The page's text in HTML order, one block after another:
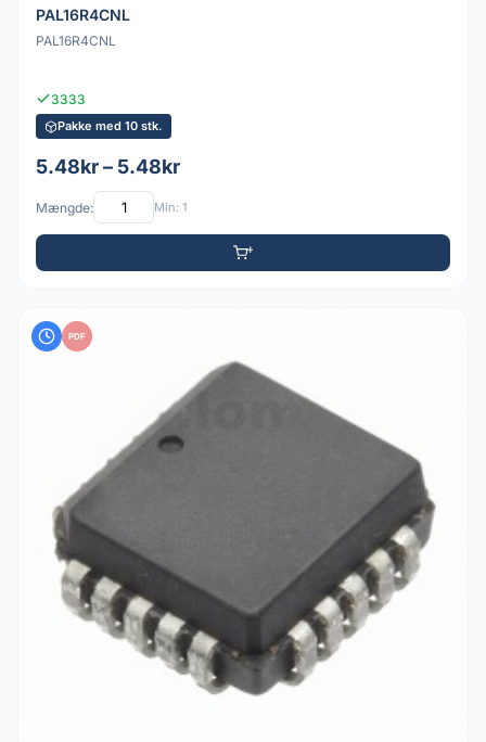
PAL16R4CNL
PAL16R4CNL
3333
Pakke med 10 stk.
5.48kr – 5.48kr
Mængde: Min: 1
PDF